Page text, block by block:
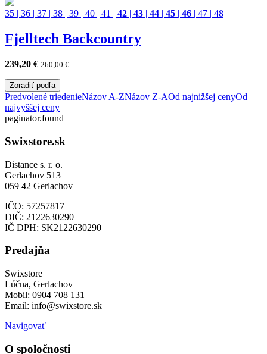
35 | 36 | 37 | 38 | 39 | 40 | 41 | 42 | 43 | 44 | 45 | 46 | 47 | 48
Fjelltech Backcountry
239,20 € 260,00 €
Zoradiť podľa
Predvolené triedenieNázov A-ZNázov Z-AOd najnižšej cenyOd
najvyššej ceny
paginator.found
Swixstore.sk
Distance s. r. o.
Gerlachov 513
059 42 Gerlachov
IČO: 57257817
DIČ: 2122630290
IČ DPH: SK2122630290
Predajňa
Swixstore
Lúčna, Gerlachov
Mobil: 0904 708 131
Email: info@swixstore.sk
Navigovať
O spoločnosti